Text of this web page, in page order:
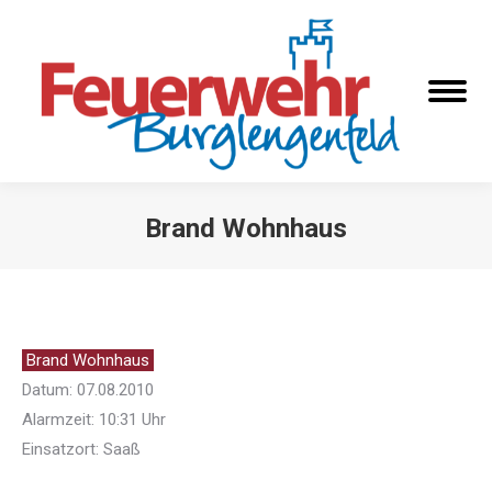
Brand Wohnhaus
Brand Wohnhaus
Datum: 07.08.2010
Alarmzeit: 10:31 Uhr
Einsatzort: Saaß